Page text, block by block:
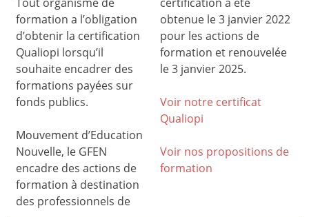
Tout organisme de
formation a l’obligation
d’obtenir la certification
Qualiopi lorsqu’il
souhaite encadrer des
formations payées sur
fonds publics.
Mouvement d’Education
Nouvelle, le GFEN
encadre des actions de
formation à destination
des professionnels de
certification a été
obtenue le 3 janvier 2022
pour les actions de
formation et renouvelée
le 3 janvier 2025.
Voir notre certificat
Qualiopi
Voir nos propositions de
formation